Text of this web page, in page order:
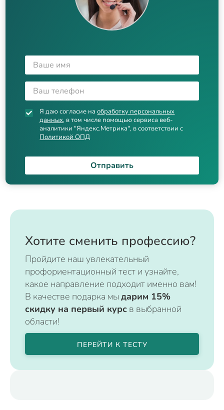
Я даю согласие наобработку персональных
данных, в том числе помощью сервиса веб-
аналитики "Яндекс.Метрика", в соответствии с
Политикой ОПД
Отправить
Хотите сменить профессию?
Пройдите наш увлекательный
профориентационный тест и узнайте,
какое направление подходит именно вам!
В качестве подарка мы дарим 15%
скидку на первый курс в выбранной
области!
ПЕРЕЙТИ К ТЕСТУ